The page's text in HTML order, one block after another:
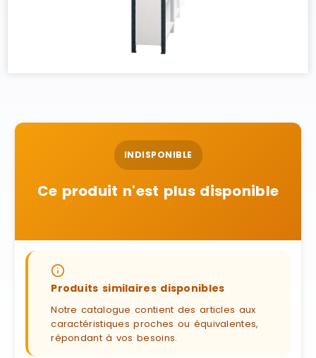
INDISPONIBLE
Ce produit n'est plus disponible
Produits similaires disponibles
Notre catalogue contient des articles aux
caractéristiques proches ou équivalentes,
répondant à vos besoins.